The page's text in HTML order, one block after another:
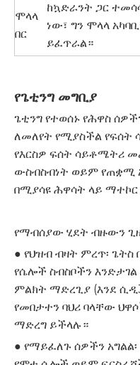
ሞላላ
በር
ከኳድራንት ጋር
ነው፣ ግን ሞላላ
ይፈጥራል።
የጌቲንግ መግቢያ
ጌቲንግ የተወሰኑ የሕዋስ
ለመለየት የሚያስችል የፍሰት
የእርስዎ ፍሰት ሳይቶሜትሪ
ውስብስብነት ወይም የጠቋሚ
በሚያሳዩ ሕዋሳት ላይ
የማብሰያው ሂደት ብዙውን
● የህዝብ ብዛት ምረጥ፡
የሴሎች ስብስቦችን እንድታገል
ምልክት ማድረጊያ (እንደ
የመበታተን ባህሪ ባላቸው
ማድረግ ይችላሉ።
● የማይፈለጉ ሰዎችን